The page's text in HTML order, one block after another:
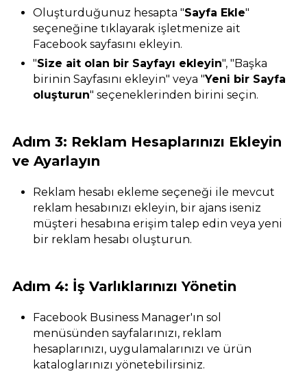
Oluşturduğunuz hesapta "Sayfa Ekle"
seçeneğine tıklayarak işletmenize ait
Facebook sayfasını ekleyin.
"Size ait olan bir Sayfayı ekleyin", "Başka
birinin Sayfasını ekleyin" veya "Yeni bir Sayfa
oluşturun" seçeneklerinden birini seçin.
Adım 3: Reklam Hesaplarınızı Ekleyin
ve Ayarlayın
Reklam hesabı ekleme seçeneği ile mevcut
reklam hesabınızı ekleyin, bir ajans iseniz
müşteri hesabına erişim talep edin veya yeni
bir reklam hesabı oluşturun.
Adım 4: İş Varlıklarınızı Yönetin
Facebook Business Manager'ın sol
menüsünden sayfalarınızı, reklam
hesaplarınızı, uygulamalarınızı ve ürün
kataloglarınızı yönetebilirsiniz.